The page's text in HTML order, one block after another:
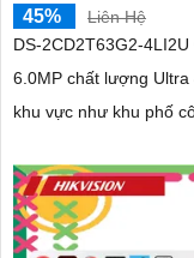
45%
Liên Hệ
DS-2CD2T63G2-
6.0MP chất lượng Ultra 4K lite sắc nét lắp ngoài
khu vực như khu phố